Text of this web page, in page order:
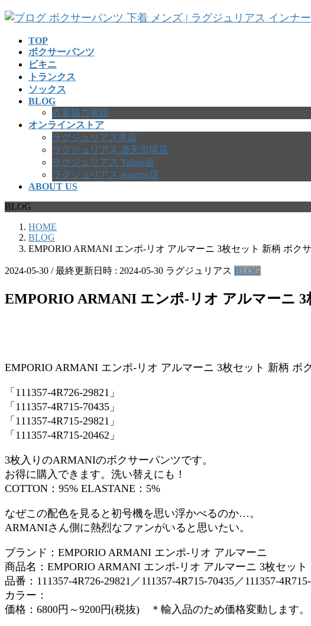
コ
ナ
TOP
ボクサーパンツ
ビキニ
トランクス
ソックス
BLOG
衣装協力実績
オンラインストア
ラグジュリアス本店
ラグジュリアス 楽天市場店
ラグジュリアス Yahoo店
ラグジュリアス amazon店
ABOUT US
BLOG
HOME
BLOG
EMPORIO ARMANI エンポ-リオ アルマーニ 3枚セット 新柄 ボク
2024-05-30 / 最終更新日時 : 2024-05-30 ラグジュリアス BLOG
EMPORIO ARMANI エンポ-リオ アルマーニ
EMPORIO ARMANI エンポ-リオ アルマーニ 3枚セット 新柄 ボ
「111357-4R726-29821」
「111357-4R715-70435」
「111357-4R715-29821」
「111357-4R715-20462」
3枚入りのARMANIのボクサーパンツです。
お得に購入できます。洗い替えにも！
COTTON：95% ELASTANE：5%
なぜこの配色を見ると初号機を思い浮かべるのか…。
ARMANIさん側に熱烈なファンがいると思いたい。
ブランド：EMPORIO ARMANI エンポ-リオ アルマーニ
商品名：EMPORIO ARMANI エンポ-リオ アルマーニ 3枚セット
品番：111357-4R726-29821／111357-4R715-70435／111357-
カラー：
価格：6800円～9200円(税抜) ＊輸入品のため価格変動します。